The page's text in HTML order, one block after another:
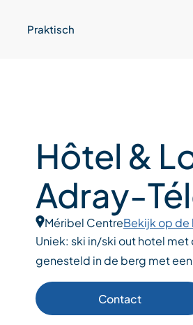
Praktisch
Hôtel &
Adray-
Méribel CentreBekijk op de
Uniek: ski in/ski out hotel
genesteld in de berg met
Contact